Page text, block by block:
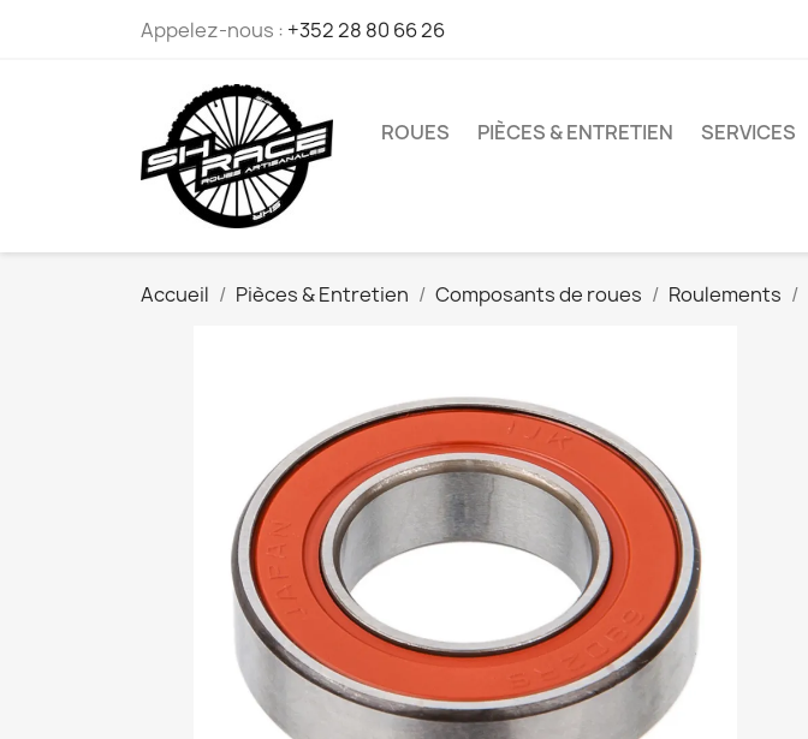
Appelez-nous : +352 28 80 66 26
ROUES PIÈCES & ENTRETIEN SERVICES
Accueil Pièces & Entretien Composants de roues Roulements